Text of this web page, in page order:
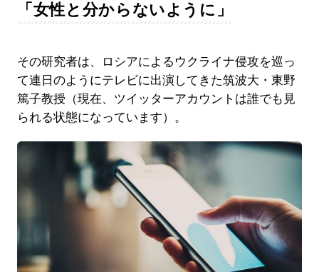
「女性と分からないように」
その研究者は、ロシアによるウクライナ侵攻を巡っ
て連日のようにテレビに出演してきた筑波大・東野
篤子教授（現在、ツイッターアカウントは誰でも見
られる状態になっています）。